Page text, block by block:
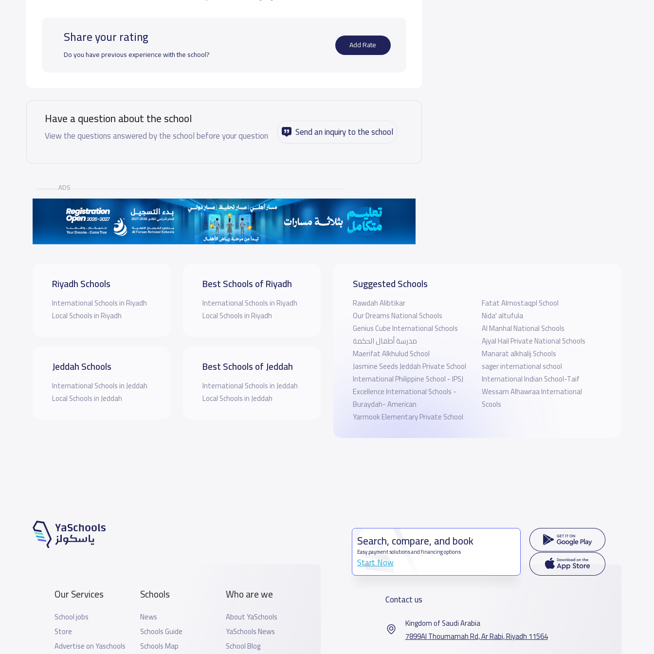
School data need to correct?Share to correct any inaccurate data
Share your rating
Do you have previous experience with the school?
Add Rate
Have a question about the school
View the questions answered by the school before your question Send an inquiry to the school
ADS
Riyadh Schools
International Schools in Riyadh
Local Schools in Riyadh
Jeddah Schools
International Schools in Jeddah
Local Schools in Jeddah
Best Schools of Riyadh
International Schools in Riyadh
Local Schools in Riyadh
Best Schools of Jeddah
International Schools in Jeddah
Local Schools in Jeddah
Suggested Schools
Rawdah Alibtikar
Our Dreams National Schools
Genius Cube International Schools
مدرسة أطفال الحكمة
Maerifat Alkhulud School
Jasmine Seeds Jeddah Private School
International Philippine School - IPSJ
Excellence International Schools -
Buraydah- American
Yarmook Elementary Private School
Fatat Almostaqpl School
Nida' altufula
Al Manhal National Schools
Ajyal Hail Private National Schools
Manarat alkhalij Schools
sager international school
‎International Indian School-Taif
Wessam Alhawraa International
Scools
Our Services
School jobs
Store
Advertise on Yaschools
Schools
News
Schools Guide
Schools Map
Who are we
About YaSchools
YaSchools News
School Blog
Search, compare, and book
Easy payment solutions and financing options
Start Now
Contact us
Kingdom of Saudi Arabia
7899Al Thoumamah Rd, Ar Rabi, Riyadh 11564